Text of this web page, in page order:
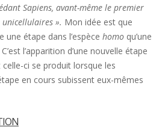
Sapiens, avant-même le premier
». Mon idée est que
une étape dans l’espèce homo qu’une
l’apparition d’une nouvelle étape
ci se produit lorsque les
en cours subissent eux-mêmes